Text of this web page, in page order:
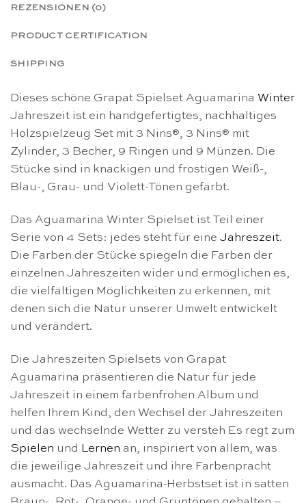
REZENSIONEN (0)
PRODUCT CERTIFICATION
SHIPPING
Dieses schöne Grapat Spielset Aguamarina Winter
Jahreszeit ist ein handgefertigtes, nachhaltiges
Holzspielzeug Set mit 3 Nins®, 3 Nins® mit
Zylinder, 3 Becher, 9 Ringen und 9 Münzen. Die
Stücke sind in knackigen und frostigen Weiß-,
Blau-, Grau- und Violett-Tönen gefärbt.
Das Aguamarina Winter Spielset ist Teil einer
Serie von 4 Sets: jedes steht für eine Jahreszeit.
Die Farben der Stücke spiegeln die Farben der
einzelnen Jahreszeiten wider und ermöglichen es,
die vielfältigen Möglichkeiten zu erkennen, mit
denen sich die Natur unserer Umwelt entwickelt
und verändert.
Die Jahreszeiten Spielsets von Grapat
Aguamarina präsentieren die Natur für jede
Jahreszeit in einem farbenfrohen Album und
helfen Ihrem Kind, den Wechsel der Jahreszeiten
und das wechselnde Wetter zu versteh Es regt zum
Spielen und Lernen an, inspiriert von allem, was
die jeweilige Jahreszeit und ihre Farbenpracht
ausmacht. Das Aguamarina-Herbstset ist in satten